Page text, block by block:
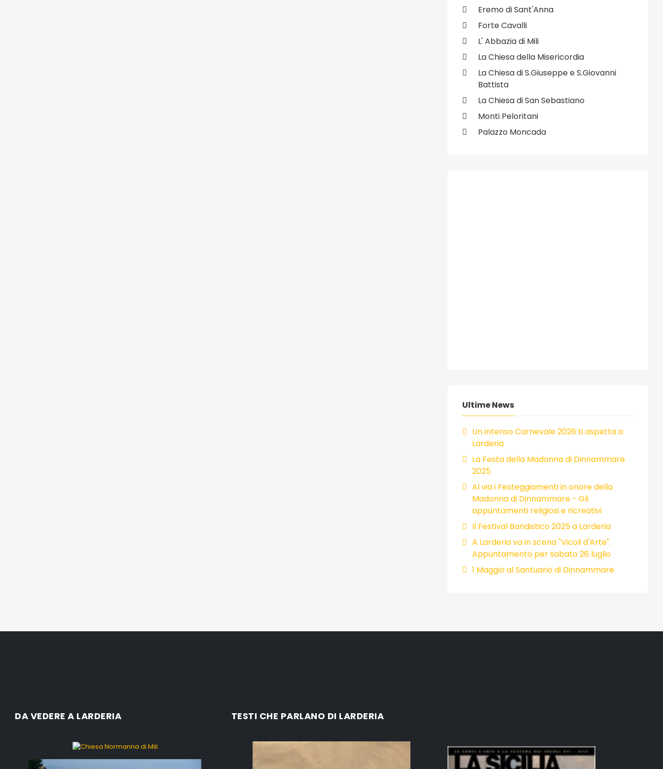
Eremo di Sant'Anna
Forte Cavalli
L' Abbazia di Mili
La Chiesa della Misericordia
La Chiesa di S.Giuseppe e S.Giovanni
Battista
La Chiesa di San Sebastiano
Monti Peloritani
Palazzo Moncada
Ultime News
Un intenso Carnevale 2026 ti aspetta a
Larderia
La Festa della Madonna di Dinnammare
2025
Al via i Festeggiamenti in onore della
Madonna di Dinnammare - Gli
appuntamenti religiosi e ricreativi
Il Festival Bandistico 2025 a Larderia
A Larderia va in scena "Vicoli d'Arte".
Appuntamento per sabato 26 luglio
1 Maggio al Santuario di Dinnammare
DA VEDERE A LARDERIA TESTI CHE PARLANO DI LARDERIA